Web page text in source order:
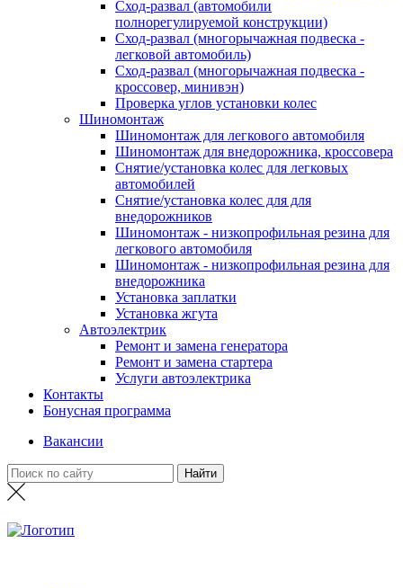
Сход-развал (автомобили
полнорегулируемой конструкции)
Сход-развал (многорычажная подвеска -
легковой автомобиль)
Сход-развал (многорычажная подвеска -
кроссовер, минивэн)
Проверка углов установки колес
Шиномонтаж
Шиномонтаж для легкового автомобиля
Шиномонтаж для внедорожника, кроссовера
Снятие/установка колес для легковых
автомобилей
Снятие/установка колес для для
внедорожников
Шиномонтаж - низкопрофильная резина для
легкового автомобиля
Шиномонтаж - низкопрофильная резина для
внедорожника
Установка заплатки
Установка жгута
Автоэлектрик
Ремонт и замена генератора
Ремонт и замена стартера
Услуги автоэлектрика
Контакты
Бонусная программа
Вакансии